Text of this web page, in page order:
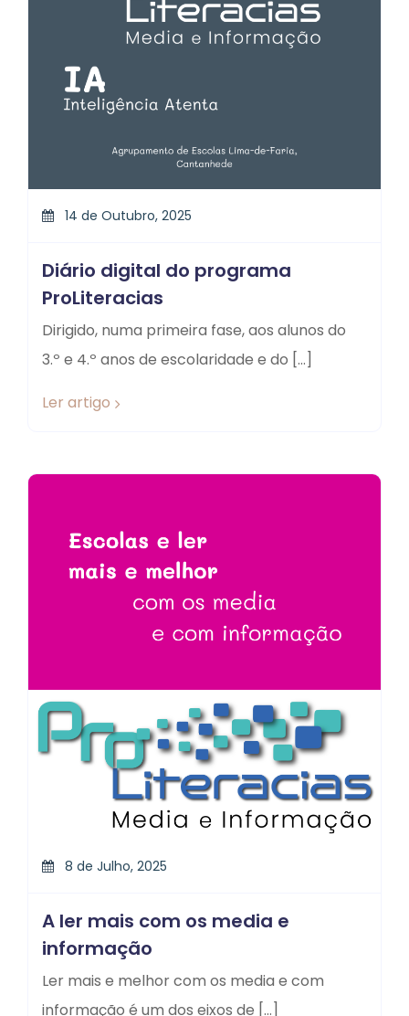
14 de Outubro, 2025
Diário digital do programa
ProLiteracias
Dirigido, numa primeira fase, aos alunos do
3.º e 4.º anos de escolaridade e do […]
Ler artigo
8 de Julho, 2025
A ler mais com os media e
informação
Ler mais e melhor com os media e com
informação é um dos eixos de […]